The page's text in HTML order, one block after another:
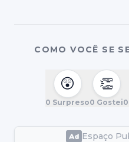
COMO VOCÊ SE
😲
0 Surpreso
👏
0 Gostei0
Espaço